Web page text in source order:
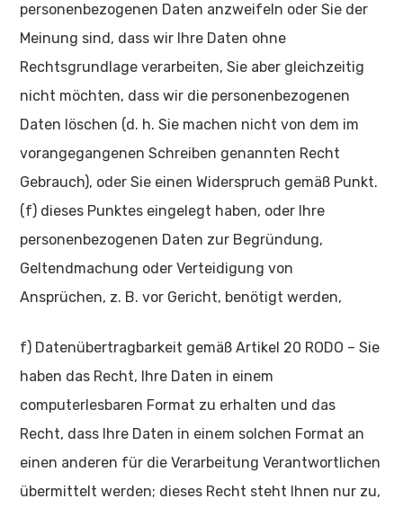
personenbezogenen Daten anzweifeln oder Sie der
Meinung sind, dass wir Ihre Daten ohne
Rechtsgrundlage verarbeiten, Sie aber gleichzeitig
nicht möchten, dass wir die personenbezogenen
Daten löschen (d. h. Sie machen nicht von dem im
vorangegangenen Schreiben genannten Recht
Gebrauch), oder Sie einen Widerspruch gemäß Punkt.
(f) dieses Punktes eingelegt haben, oder Ihre
personenbezogenen Daten zur Begründung,
Geltendmachung oder Verteidigung von
Ansprüchen, z. B. vor Gericht, benötigt werden,
f) Datenübertragbarkeit gemäß Artikel 20 RODO – Sie
haben das Recht, Ihre Daten in einem
computerlesbaren Format zu erhalten und das
Recht, dass Ihre Daten in einem solchen Format an
einen anderen für die Verarbeitung Verantwortlichen
übermittelt werden; dieses Recht steht Ihnen nur zu,